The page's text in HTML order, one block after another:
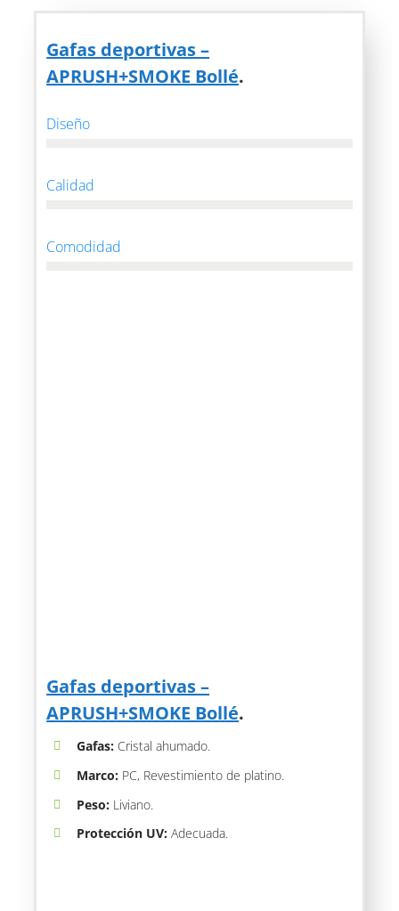
Gafas deportivas –
APRUSH+SMOKE Bollé.
Diseño
Calidad
Comodidad
Gafas deportivas –
APRUSH+SMOKE Bollé.
Gafas: Cristal ahumado.
Marco: PC, Revestimiento de platino.
Peso: Liviano.
Protección UV: Adecuada.